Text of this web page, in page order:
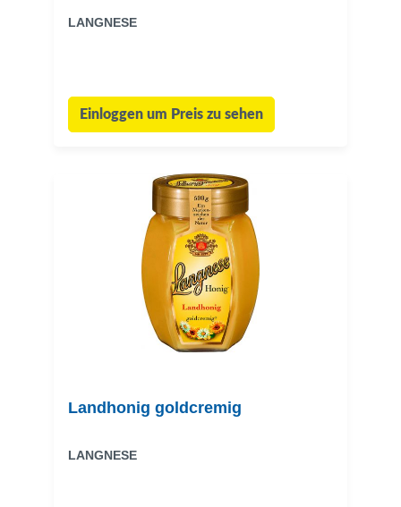
LANGNESE
Einloggen um Preis zu sehen
Landhonig goldcremig
LANGNESE